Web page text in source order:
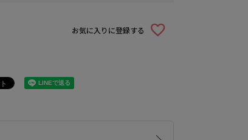
お気に入りに登録する